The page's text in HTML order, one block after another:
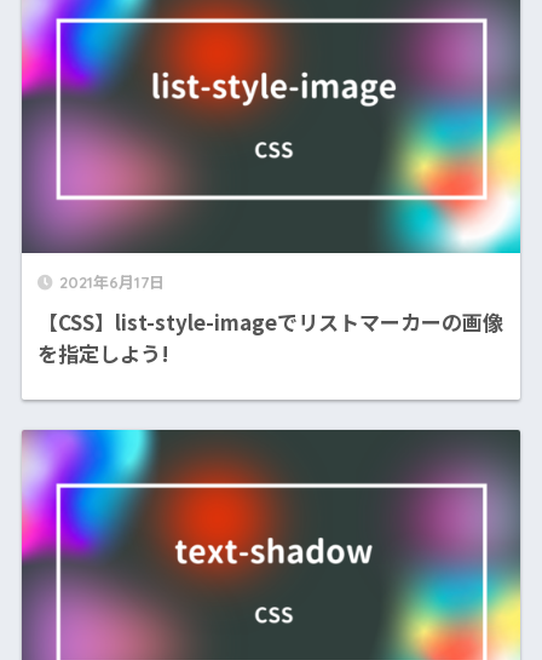
2021年6月17日
【CSS】list-style-imageでリストマーカーの画像
を指定しよう!